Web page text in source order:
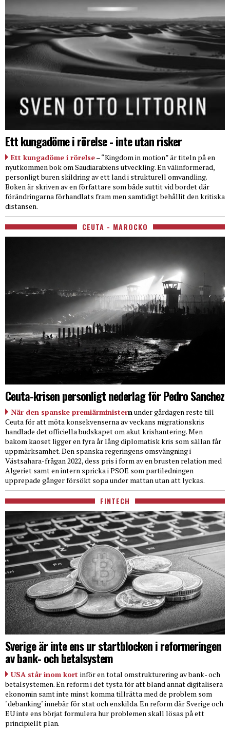
Ett kungadöme i rörelse - inte utan risker
Ett kungadöme i rörelse– “Kingdom in motion” är titeln på en
nyutkommen bok om Saudiarabiens utveckling. En välinformerad,
personligt buren skildring av ett land i strukturell omvandling.
Boken är skriven av en författare som både suttit vid bordet där
förändringarna förhandlats fram men samtidigt behållit den kritiska
distansen.
CEUTA - MAROCKO
Ceuta-krisen personligt nederlag för Pedro Sanchez
När den spanske premiärministernunder gårdagen reste till
Ceuta för att möta konsekvenserna av veckans migrationskris
handlade det officiella budskapet om akut krishantering. Men
bakom kaoset ligger en fyra år lång diplomatisk kris som sällan får
uppmärksamhet. Den spanska regeringens omsvängning i
Västsahara-frågan 2022, dess pris i form av en brusten relation med
Algeriet samt en intern spricka i PSOE som partiledningen
upprepade gånger försökt sopa under mattan utan att lyckas.
FINTECH
Sverige är inte ens ur startblocken i reformeringen
av bank- och betalsystem
USA står inom kort inför en total omstrukturering av bank- och
betalsystemen. En reform i det tysta för att bland annat digitalisera
ekonomin samt inte minst komma tillrätta med de problem som
"debanking" innebär för stat och enskilda. En reform där Sverige och
EU inte ens börjat formulera hur problemen skall lösas på ett
principiellt plan.